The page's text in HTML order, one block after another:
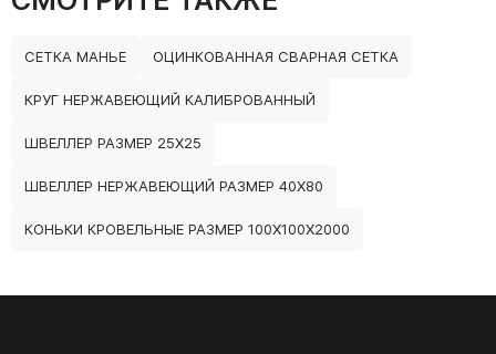
СЕТКА МАНЬЕ ОЦИНКОВАННАЯ СВАРНАЯ СЕТКА
КРУГ НЕРЖАВЕЮЩИЙ КАЛИБРОВАННЫЙ
ШВЕЛЛЕР РАЗМЕР 25Х25
ШВЕЛЛЕР НЕРЖАВЕЮЩИЙ РАЗМЕР 40Х80
КОНЬКИ КРОВЕЛЬНЫЕ РАЗМЕР 100Х100Х2000